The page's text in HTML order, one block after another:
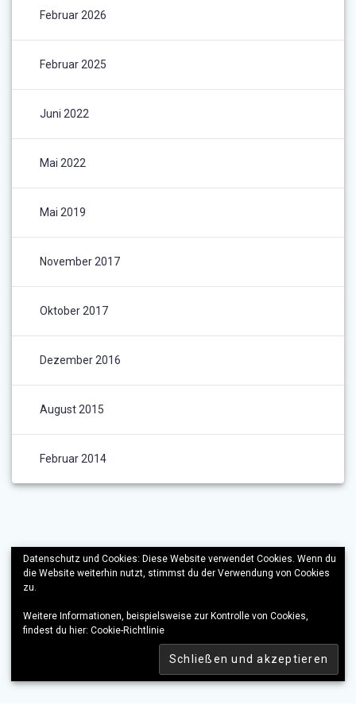
Februar 2026
Februar 2025
Juni 2022
Mai 2022
Mai 2019
November 2017
Oktober 2017
Dezember 2016
August 2015
Februar 2014
Datenschutz und Cookies: Diese Website verwendet Cookies. Wenn du
die Website weiterhin nutzt, stimmst du der Verwendung von Cookies
zu.
Weitere Informationen, beispielsweise zur Kontrolle von Cookies,
findest du hier: Cookie-Richtlinie